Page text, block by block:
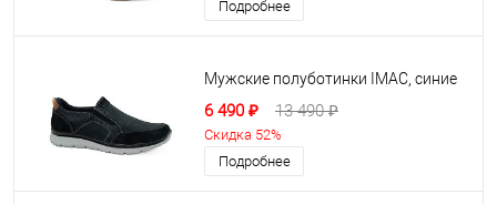
Подробнее
Мужские полуботинки IMAC, синие
6 490 ₽ 13 490 ₽
Скидка 52%
Подробнее